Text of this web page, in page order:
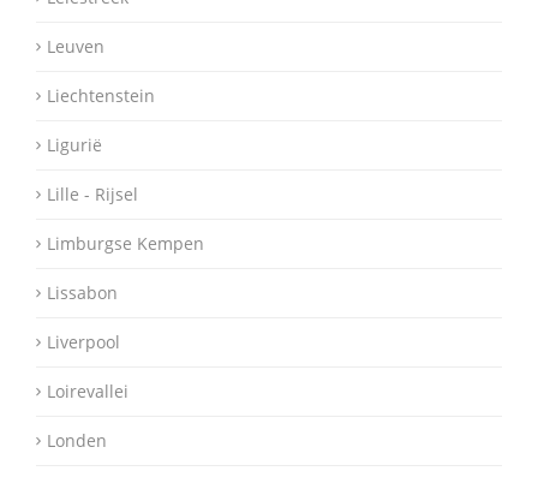
Leuven
Liechtenstein
Ligurië
Lille - Rijsel
Limburgse Kempen
Lissabon
Liverpool
Loirevallei
Londen